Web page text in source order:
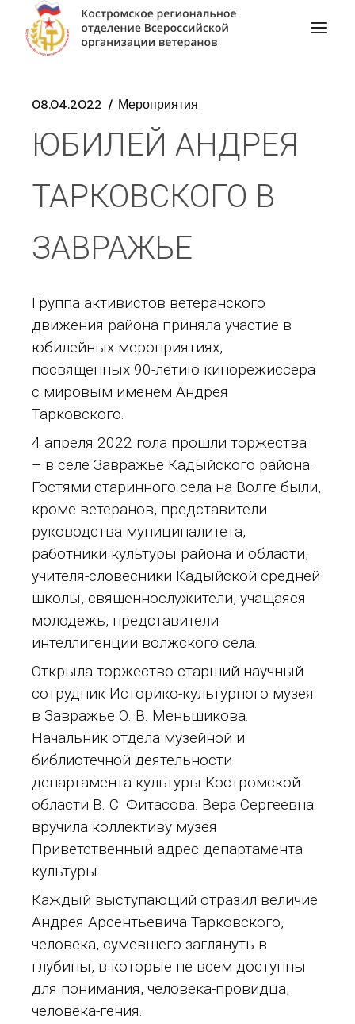
08.04.2022 Мероприятия
ЮБИЛЕЙ АНДРЕЯ
ТАРКОВСКОГО В
ЗАВРАЖЬЕ
Группа активистов ветеранского
движения района приняла участие в
юбилейных мероприятиях,
посвященных 90-летию кинорежиссера
с мировым именем Андрея
Тарковского.
4 апреля 2022 гола прошли торжества
– в селе Завражье Кадыйского района.
Гостями старинного села на Волге были,
кроме ветеранов, представители
руководства муниципалитета,
работники культуры района и области,
учителя-словесники Кадыйской средней
школы, священнослужители, учащаяся
молодежь, представители
интеллигенции волжского села.
Открыла торжество старший научный
сотрудник Историко-культурного музея
в Завражье О. В. Меньшикова.
Начальник отдела музейной и
библиотечной деятельности
департамента культуры Костромской
области В. С. Фитасова. Вера Сергеевна
вручила коллективу музея
Приветственный адрес департамента
культуры.
Каждый выступающий отразил величие
Андрея Арсентьевича Тарковского,
человека, сумевшего заглянуть в
глубины, в которые не всем доступны
для понимания, человека-провидца,
человека-гения.